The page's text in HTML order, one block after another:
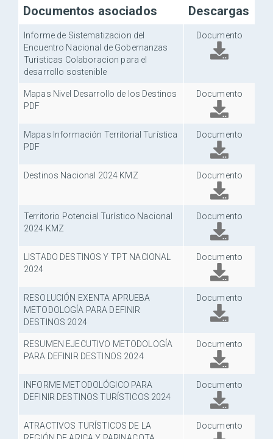
Documentos asociados Descargas
Informe de Sistematizacion del
Encuentro Nacional de Gobernanzas
Turisticas Colaboracion para el
desarrollo sostenible
Documento
Mapas Nivel Desarrollo de los Destinos
PDF
Documento
Mapas Información Territorial Turística
PDF
Documento
Destinos Nacional 2024 KMZ Documento
Territorio Potencial Turístico Nacional
2024 KMZ
Documento
LISTADO DESTINOS Y TPT NACIONAL
2024
Documento
RESOLUCIÓN EXENTA APRUEBA
METODOLOGÍA PARA DEFINIR
DESTINOS 2024
Documento
RESUMEN EJECUTIVO METODOLOGÍA
PARA DEFINIR DESTINOS 2024
Documento
INFORME METODOLÓGICO PARA
DEFINIR DESTINOS TURÍSTICOS 2024
Documento
ATRACTIVOS TURÍSTICOS DE LA
Documento